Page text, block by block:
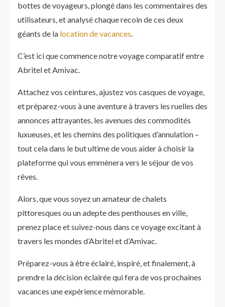
bottes de voyageurs, plongé dans les commentaires des
utilisateurs, et analysé chaque recoin de ces deux
géants de la location de vacances.
C’est ici que commence notre voyage comparatif entre
Abritel et Amivac.
Attachez vos ceintures, ajustez vos casques de voyage,
et préparez-vous à une aventure à travers les ruelles des
annonces attrayantes, les avenues des commodités
luxueuses, et les chemins des politiques d’annulation –
tout cela dans le but ultime de vous aider à choisir la
plateforme qui vous emmènera vers le séjour de vos
rêves.
Alors, que vous soyez un amateur de chalets
pittoresques ou un adepte des penthouses en ville,
prenez place et suivez-nous dans ce voyage excitant à
travers les mondes d’Abritel et d’Amivac.
Préparez-vous à être éclairé, inspiré, et finalement, à
prendre la décision éclairée qui fera de vos prochaines
vacances une expérience mémorable.